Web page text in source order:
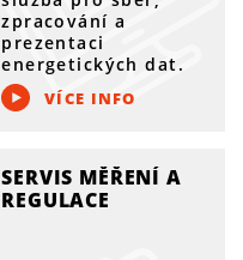
zpracování a
prezentaci
energetických dat.
VÍCE INFO
SERVIS MĚŘENÍ A
REGULACE